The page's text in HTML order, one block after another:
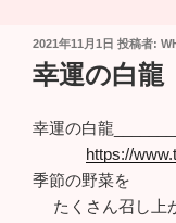
投
稿
日:
2021年11月1日 投稿者:
幸運の白
幸運の白龍
https://
季節の野菜を
たくさん召し上